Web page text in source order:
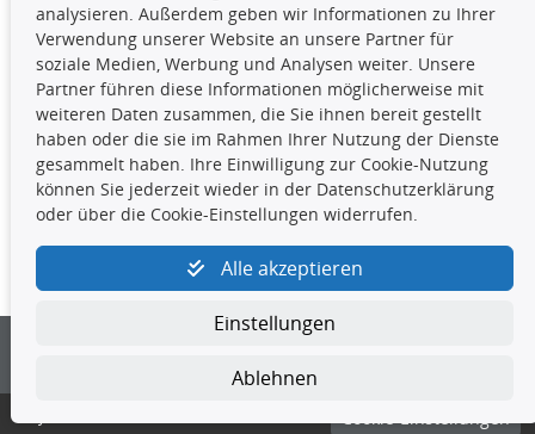
dürfen nicht kopiert werden. Es ist zu
unterlassen, die Daten oder die gesamte Datenbank ohne
vorherige Zustimmung TecDocs zu vervielfältigen, zu
verbreiten und/oder diese Handlungen durch Dritte ausführen
zu lassen. Ein Zuwiderhandeln stellt eine
Urheberrechtsverletzung dar und wird verfolgt.
Kontakt
4yourcar GmbH | Avidesweg 1 | 27386 Hemsbünde |
kundenservice@4yourcar.de
Cookie-Einstellungen
analysieren. Außerdem geben wir Informationen zu Ihrer
Verwendung unserer Website an unsere Partner für
soziale Medien, Werbung und Analysen weiter. Unsere
Partner führen diese Informationen möglicherweise mit
weiteren Daten zusammen, die Sie ihnen bereit gestellt
haben oder die sie im Rahmen Ihrer Nutzung der Dienste
gesammelt haben. Ihre Einwilligung zur Cookie-Nutzung
können Sie jederzeit wieder in der Datenschutzerklärung
oder über die Cookie-Einstellungen widerrufen.
Alle akzeptieren
Einstellungen
Ablehnen